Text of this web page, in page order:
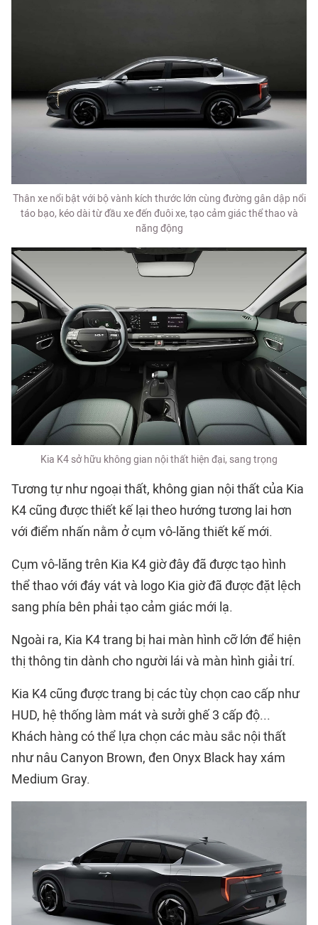
Thân xe nổi bật với bộ vành kích thước lớn cùng đường gân dập nổi
táo bạo, kéo dài từ đầu xe đến đuôi xe, tạo cảm giác thể thao và
năng động
Kia K4 sở hữu không gian nội thất hiện đại, sang trọng
Tương tự như ngoại thất, không gian nội thất của Kia
K4 cũng được thiết kế lại theo hướng tương lai hơn
với điểm nhấn nằm ở cụm vô-lăng thiết kế mới.
Cụm vô-lăng trên Kia K4 giờ đây đã được tạo hình
thể thao với đáy vát và logo Kia giờ đã được đặt lệch
sang phía bên phải tạo cảm giác mới lạ.
Ngoài ra, Kia K4 trang bị hai màn hình cỡ lớn để hiện
thị thông tin dành cho người lái và màn hình giải trí.
Kia K4 cũng được trang bị các tùy chọn cao cấp như
HUD, hệ thống làm mát và sưởi ghế 3 cấp độ...
Khách hàng có thể lựa chọn các màu sắc nội thất
như nâu Canyon Brown, đen Onyx Black hay xám
Medium Gray.